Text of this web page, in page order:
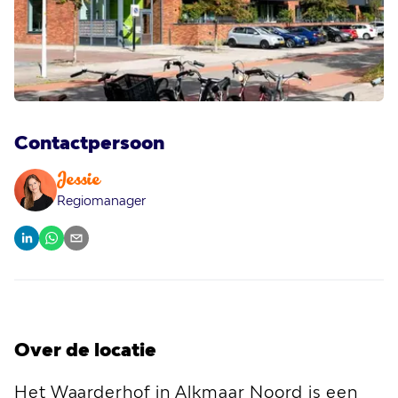
Contactpersoon
Jessie
Regiomanager
Over de locatie
Het Waarderhof in Alkmaar Noord is een